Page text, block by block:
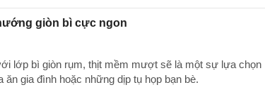
giòn bì cực ngon
lớp bì giòn rụm, thịt mềm mượt sẽ là một sự lựa chọn
gia đình hoặc những dịp tụ họp bạn bè.